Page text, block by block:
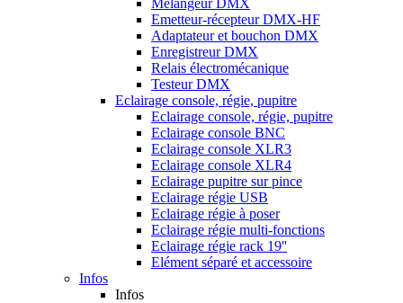
Mélangeur DMX
Emetteur-récepteur DMX-HF
Adaptateur et bouchon DMX
Enregistreur DMX
Relais électromécanique
Testeur DMX
Eclairage console, régie, pupitre
Eclairage console, régie, pupitre
Eclairage console BNC
Eclairage console XLR3
Eclairage console XLR4
Eclairage pupitre sur pince
Eclairage régie USB
Eclairage régie à poser
Eclairage régie multi-fonctions
Eclairage régie rack 19''
Elément séparé et accessoire
Infos
Infos